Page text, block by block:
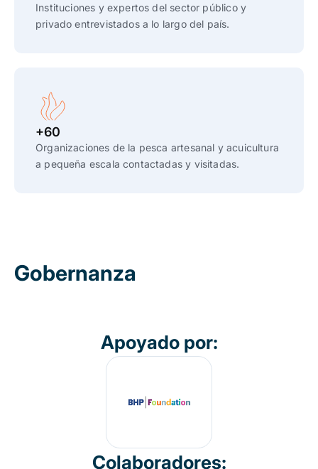
Instituciones y expertos del sector público y
privado entrevistados a lo largo del país.
+60
Organizaciones de la pesca artesanal y acuicultura
a pequeña escala contactadas y visitadas.
Gobernanza
Apoyado por:
Colaboradores: